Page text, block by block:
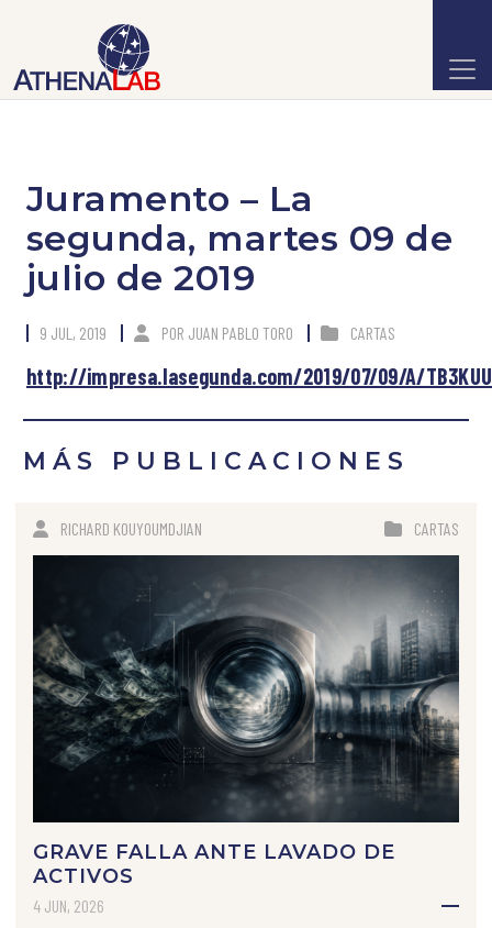
Juramento – La
segunda, martes 09 de
julio de 2019
9 JUL, 2019 POR JUAN PABLO TORO CARTAS
http://impresa.lasegunda.com/2019/07/09/A/
MÁS PUBLICACIONES
RICHARD KOUYOUMDJIAN CARTAS
GRAVE FALLA ANTE LAVADO DE
ACTIVOS
4 JUN, 2026